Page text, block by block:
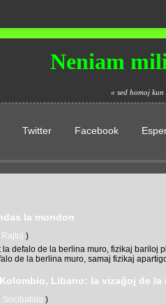
Neniam
« sed homoj kun
Twitter Facebook
la mondon
)
defalo de la berlina muro, fizikaj bariloj
de la berlina muro, samaj fizikaj
Libano: la vizaĝoj de la
Socibatalo )